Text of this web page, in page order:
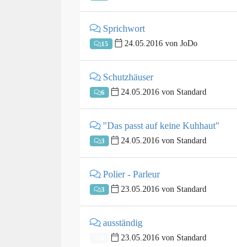
Sprichwort
15 24.05.2016 von JoDo
Schutzhäuser
6 24.05.2016 von Standard
"Das passt auf keine Kuhhaut"
3 24.05.2016 von Standard
Polier - Parleur
3 23.05.2016 von Standard
ausständig
23.05.2016 von Standard